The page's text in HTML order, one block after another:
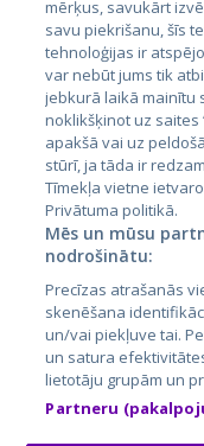
Latvija
Lietuva
City24.lv
City24.ee
GetaPro.lv
GetaPro.ee
Skelbiu.lt
Autoplius.lt
mērķus, savukārt
savu piekrišanu, šīs
tehnoloģijas ir
var nebūt jums tik
jebkurā laikā mainītu
noklikšķinot uz saites
apakšā vai uz
stūrī, ja tāda ir
Tīmekļa vietne
Privātuma politikā.
Mēs un mūsu
nodrošinātu:
Precīzas atrašanās
skenēšana
un/vai piekļuve tai.
un satura
lietotāju grupām un
Partneru